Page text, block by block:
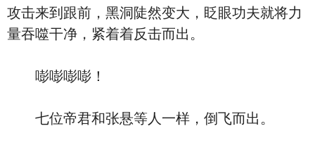
攻击来到跟前，黑洞陡然变大，眨眼功夫就将力
量吞噬干净，紧着着反击而出。
嘭嘭嘭嘭！
七位帝君和张悬等人一样，倒飞而出。